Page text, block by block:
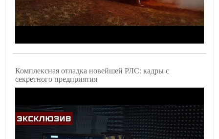
Комплексная отладка новейшей РЛС: кадры с
секретного предприятия